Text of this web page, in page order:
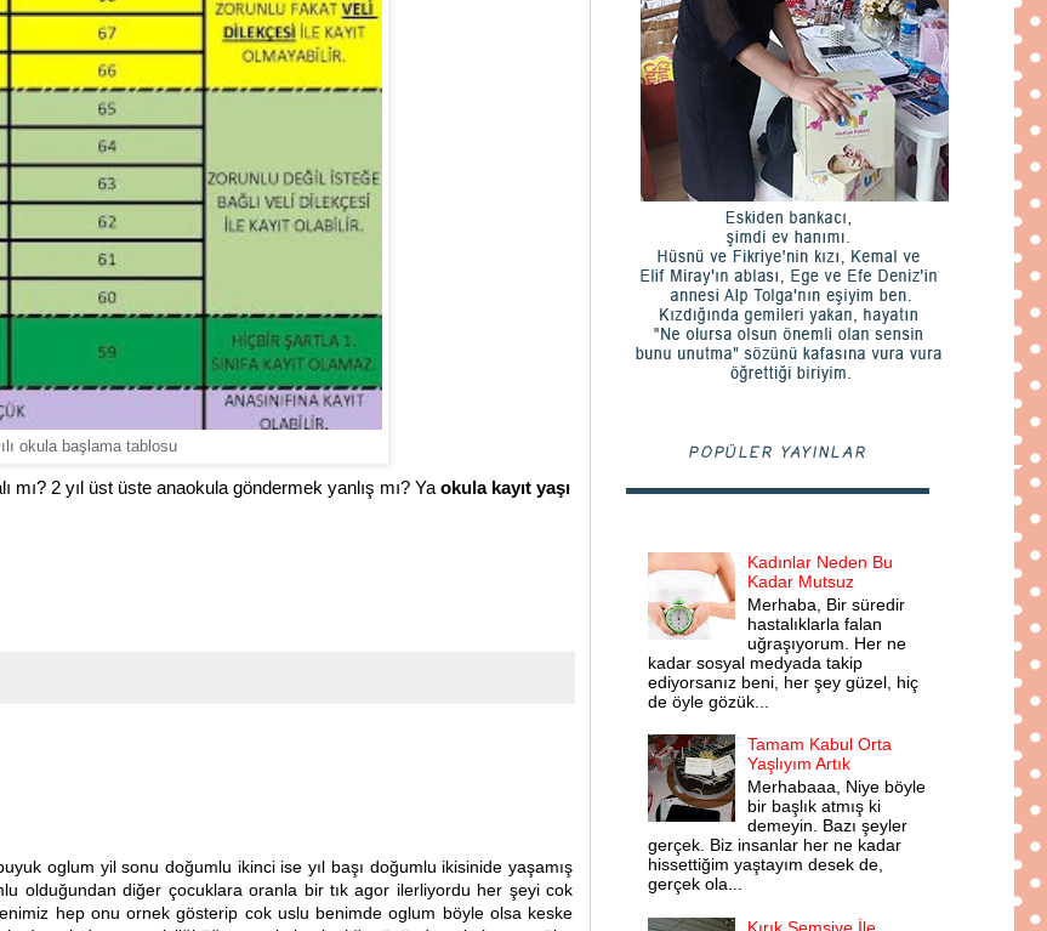
okula başlama tablosu
2 yıl üst üste anaokula göndermek yanlış mı? Ya okula kayıt yaşı
oglum yil sonu doğumlu ikinci ise yıl başı doğumlu ikisinide yaşamış
olduğundan diğer çocuklara oranla bir tık agor ilerliyordu her şeyi cok
hep onu ornek gösterip cok uslu benimde oglum böyle olsa keske
POPÜLER YAYINLAR
Kadınlar Neden Bu
Kadar Mutsuz
Merhaba, Bir süredir
hastalıklarla falan
uğraşıyorum. Her ne
kadar sosyal medyada takip
ediyorsanız beni, her şey güzel, hiç
de öyle gözük...
Tamam Kabul Orta
Yaşlıyım Artık
Merhabaaa, Niye böyle
bir başlık atmış ki
demeyin. Bazı şeyler
gerçek. Biz insanlar her ne kadar
hissettiğim yaştayım desek de,
gerçek ola...
Kırık Şemsiye İle